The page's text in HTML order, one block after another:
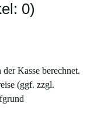
0)
Kasse berechnet.
(ggf. zzgl.